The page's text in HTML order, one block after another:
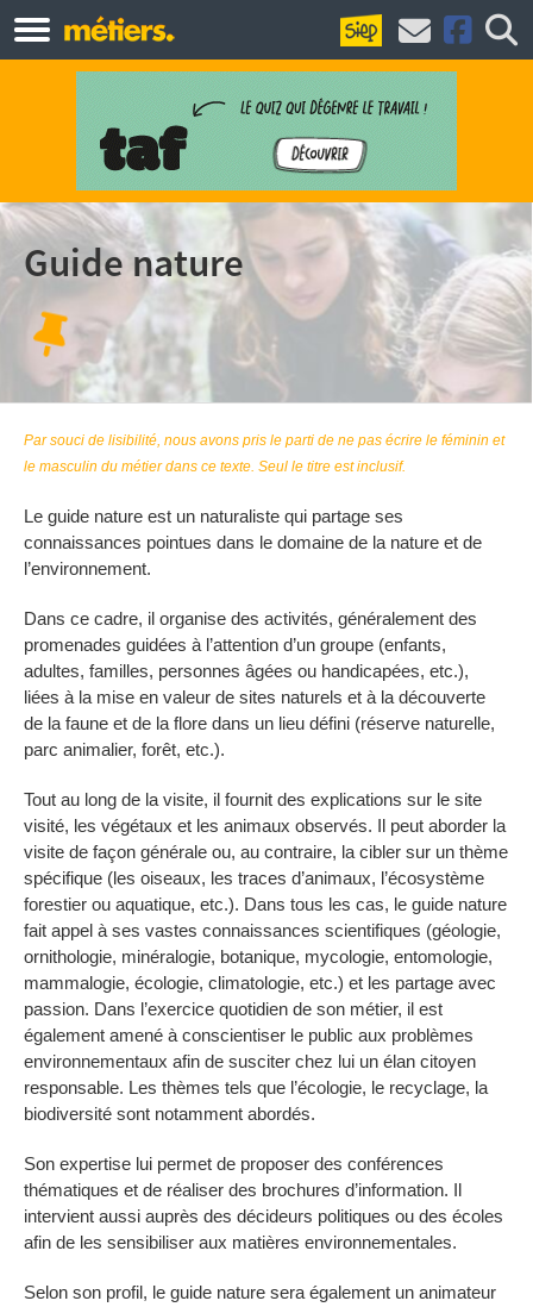
Guide nature
Par souci de lisibilité, nous avons pris le parti de ne pas écrire le féminin et
le masculin du métier dans ce texte. Seul le titre est inclusif.
Le guide nature est un naturaliste qui partage ses
connaissances pointues dans le domaine de la nature et de
l’environnement.
Dans ce cadre, il organise des activités, généralement des
promenades guidées à l’attention d’un groupe (enfants,
adultes, familles, personnes âgées ou handicapées, etc.),
liées à la mise en valeur de sites naturels et à la découverte
de la faune et de la flore dans un lieu défini (réserve naturelle,
parc animalier, forêt, etc.).
Tout au long de la visite, il fournit des explications sur le site
visité, les végétaux et les animaux observés. Il peut aborder la
visite de façon générale ou, au contraire, la cibler sur un thème
spécifique (les oiseaux, les traces d’animaux, l’écosystème
forestier ou aquatique, etc.). Dans tous les cas, le guide nature
fait appel à ses vastes connaissances scientifiques (géologie,
ornithologie, minéralogie, botanique, mycologie, entomologie,
mammalogie, écologie, climatologie, etc.) et les partage avec
passion. Dans l’exercice quotidien de son métier, il est
également amené à conscientiser le public aux problèmes
environnementaux afin de susciter chez lui un élan citoyen
responsable. Les thèmes tels que l’écologie, le recyclage, la
biodiversité sont notamment abordés.
Son expertise lui permet de proposer des conférences
thématiques et de réaliser des brochures d’information. Il
intervient aussi auprès des décideurs politiques ou des écoles
afin de les sensibiliser aux matières environnementales.
Selon son profil, le guide nature sera également un animateur